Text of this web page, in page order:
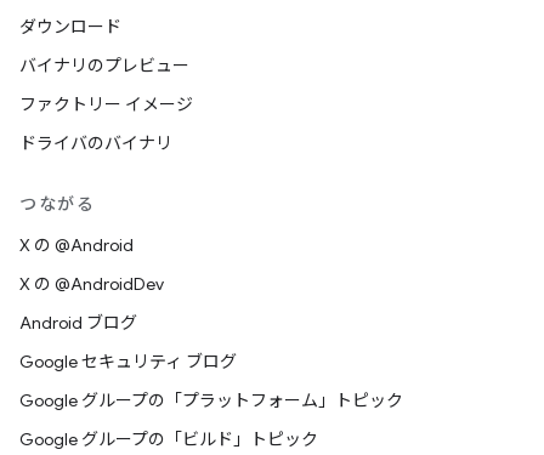
ダウンロード
バイナリのプレビュー
ファクトリー イメージ
ドライバのバイナリ
つながる
X の @Android
X の @AndroidDev
Android ブログ
Google セキュリティ ブログ
Google グループの「プラットフォーム」トピック
Google グループの「ビルド」トピック